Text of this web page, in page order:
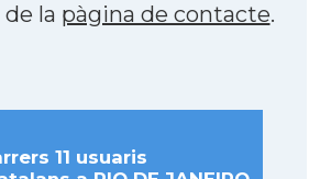
la pàgina de contacte.
11 usuaris